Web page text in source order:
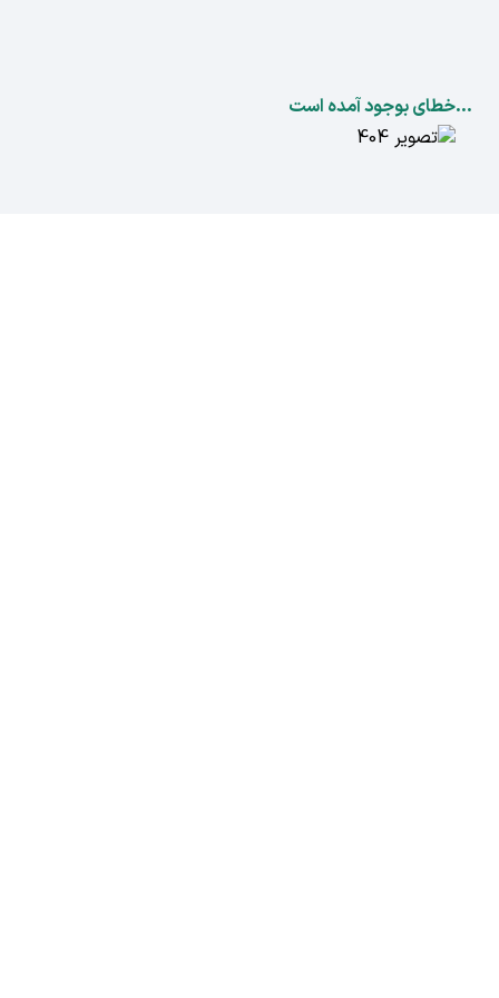
...خطای بوجود آمده است